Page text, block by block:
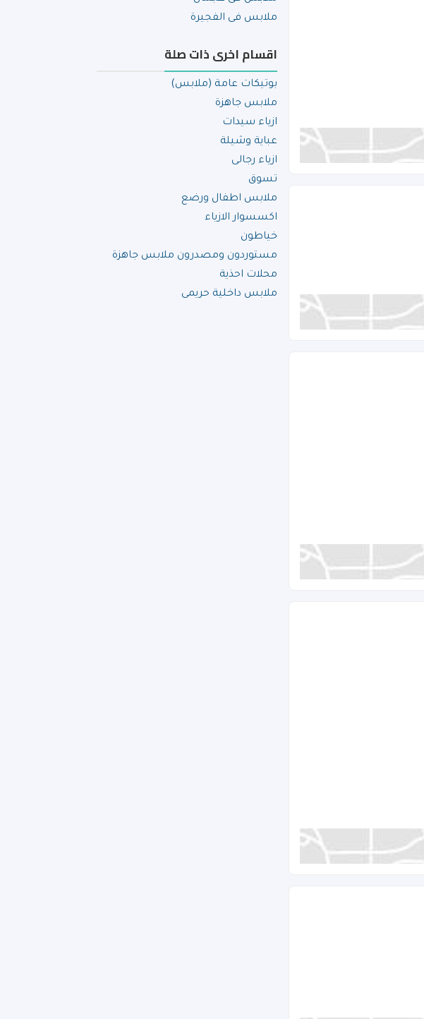
ملابس فى الفجيرة
اقسام اخرى ذات صلة
بوتيكات عامة (ملابس)
ملابس جاهزة
ازياء سيدات
عباية وشيلة
ازياء رجالى
تسوق
ملابس اطفال ورضع
اكسسوار الازياء
خياطون
مستوردون ومصدرون ملابس جاهزة
محلات احذية
ملابس داخلية حريمى